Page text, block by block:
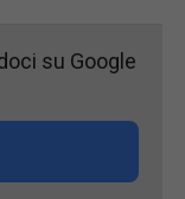
su Google